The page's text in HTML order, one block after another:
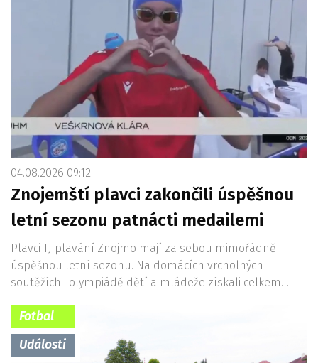
04.08.2026 09:12
Znojemští plavci zakončili úspěšnou
letní sezonu patnácti medailemi
Plavci TJ plavání Znojmo mají za sebou mimořádně
úspěšnou letní sezonu. Na domácích vrcholných
soutěžích i olympiádě dětí a mládeže získali celkem…
Fotbal
Události